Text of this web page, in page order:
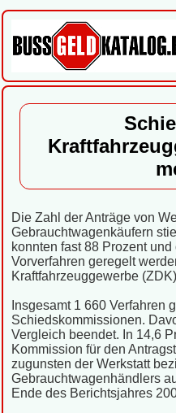
Die Zahl der Anträge von
Gebrauchtwagenkäufern
konnten fast 88 Prozent
Vorverfahren geregelt
Kraftfahrzeuggewerbe
Insgesamt 1 660 Verfahren
Schiedskommissionen.
Vergleich beendet. In 14,6
Kommission für den
zugunsten der Werkstatt
Gebrauchtwagenhändlers
Ende des Berichtsjahres